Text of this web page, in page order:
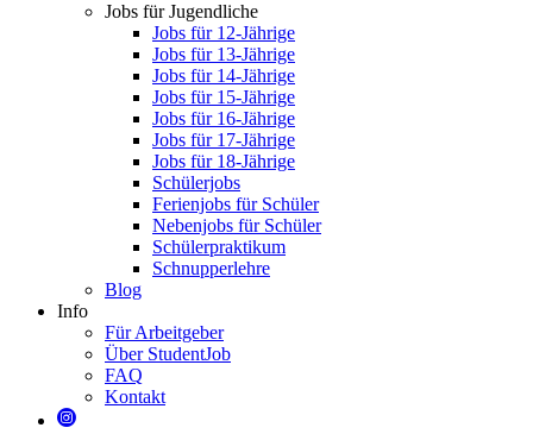
Jobs für Jugendliche
Jobs für 12-Jährige
Jobs für 13-Jährige
Jobs für 14-Jährige
Jobs für 15-Jährige
Jobs für 16-Jährige
Jobs für 17-Jährige
Jobs für 18-Jährige
Schülerjobs
Ferienjobs für Schüler
Nebenjobs für Schüler
Schülerpraktikum
Schnupperlehre
Blog
Info
Für Arbeitgeber
Über StudentJob
FAQ
Kontakt